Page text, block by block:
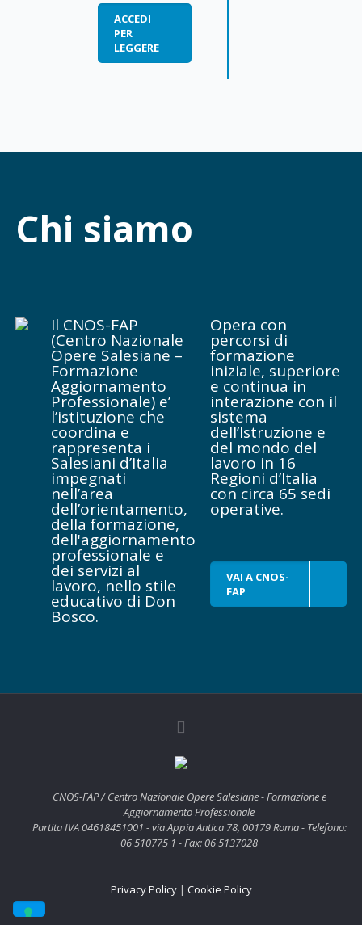
educare al
lavoro, oggi,
una azione da
intendere non
dignità e
significato
profondo
contemporaneo.
Abbiamo
chiesto al
prof. Dario
Eugenio
Nicoli, già
autore di vari
testi
pubblicati
nella nostra
collana
editoriale di
elaborare una
riflessione su
questo tema. Il
presente
Editoriale1
riporta il
contributo
al lavoro in
vivere in modo
Comitato
Scientifico di
Rassegna
CNOS si
contributo al
ACCEDI
PER
LEGGERE
Chi siamo
Il CNOS-FAP
(Centro Nazionale
Opere Salesiane –
Formazione
Aggiornamento
Professionale) e’
l’istituzione che
coordina e
rappresenta i
Salesiani d’Italia
impegnati
nell’area
dell’orientamento,
della formazione,
dell'aggiornamento
professionale e
dei servizi al
lavoro, nello stile
educativo di Don
Bosco.
Opera con
percorsi di
formazione
iniziale, superiore
e continua in
interazione con il
sistema
dell’Istruzione e
del mondo del
lavoro in 16
Regioni d’Italia
con circa 65 sedi
operative.
VAI A CNOS-
FAP
CNOS-FAP / Centro Nazionale Opere Salesiane - Formazione e
Aggiornamento Professionale
Partita IVA 04618451001 - via Appia Antica 78, 00179 Roma - Telefono:
06 510775 1 - Fax: 06 5137028
Privacy Policy| Cookie Policy